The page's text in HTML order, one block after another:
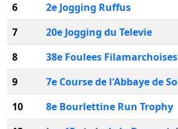
6
2e Jogging Ruffus
7
20e Jogging du Televie
8
38e Foulees Filamarchoises
9
7e Course de l'Abbaye de
10
8e Bourlettine Run Trophy